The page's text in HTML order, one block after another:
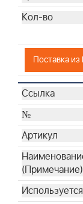
Поставка